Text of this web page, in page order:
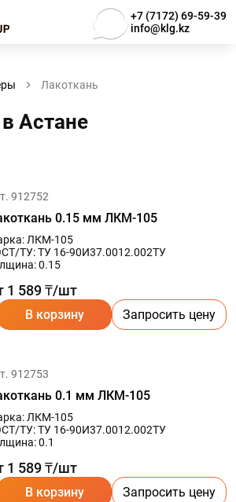
+7 (7172) 69-59-39
info@klg.kz
Лакоткань
Астанe
912752
0.15 мм ЛКМ-105
ЛКМ-105
ТУ: ТУ 16-90И37.0012.002ТУ
0.15
1 589 ₸/шт
В корзину Запросить цену
912753
0.1 мм ЛКМ-105
ЛКМ-105
ТУ: ТУ 16-90И37.0012.002ТУ
0.1
1 589 ₸/шт
В корзину Запросить цену